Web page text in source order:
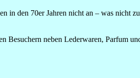
den 70er Jahren nicht an – was nicht
Besuchern neben Lederwaren, Parfum